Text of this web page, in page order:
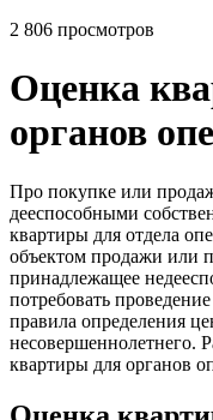
2 806 просмотров
Оценка
органов
Про покупке или
дееспособными
квартиры для отдела
объектом продажи или
принадлежащее
потребовать
правила определения
несовершеннолетнего.
квартиры для органов